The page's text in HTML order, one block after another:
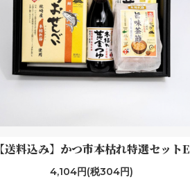
【送料込み】かつ市本枯れ特選セットE
4,104円(税304円)